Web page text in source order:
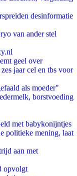
desinformatie
van ander stel
geel over
jaar cel en tbs voor
als moeder"
borstvoeding
met babykonijntjes
politieke mening, laat
aan met
opvolgt